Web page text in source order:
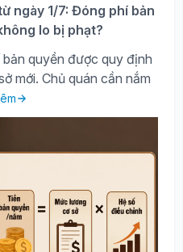
ngày 1/7: Đóng phí bản
lo bị phạt?
quyền được quy định
mới. Chủ quán cần nắm